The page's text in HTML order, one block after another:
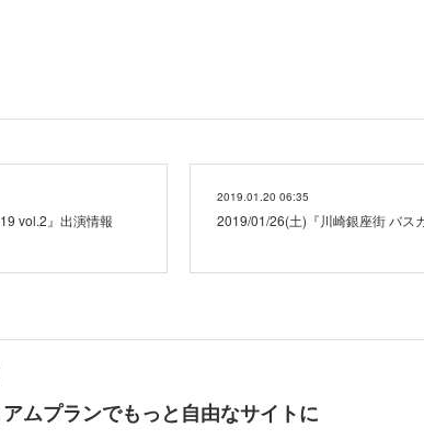
vol.2』出演情報
2019.01.20 06:35
2019/01/26(土)『川崎銀座街 バス
ムプランでもっと自由なサイトに